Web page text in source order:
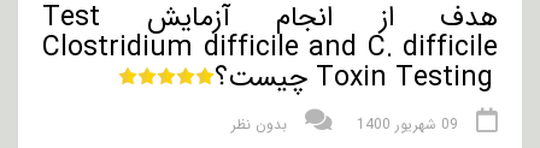
هدف از انجام آزمایش Test
Clostridium difficile and C. difficile
Toxin Testing چیست؟
09 شهریور 1400 بدون نظر